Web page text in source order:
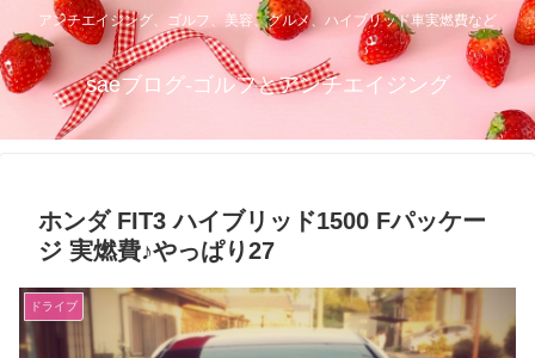
アンチエイジング、ゴルフ、美容、グルメ、ハイブリッド車実燃費など
saeブログ-ゴルフとアンチエイジング
ホンダ FIT3 ハイブリッド1500 Fパッケー
ジ 実燃費♪やっぱり27
ドライブ